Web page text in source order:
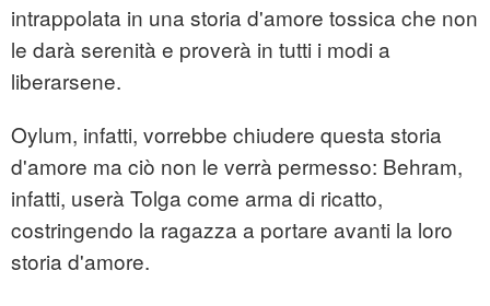
intrappolata in una storia d'amore tossica che non
le darà serenità e proverà in tutti i modi a
liberarsene.
Oylum, infatti, vorrebbe chiudere questa storia
d'amore ma ciò non le verrà permesso: Behram,
infatti, userà Tolga come arma di ricatto,
costringendo la ragazza a portare avanti la loro
storia d'amore.